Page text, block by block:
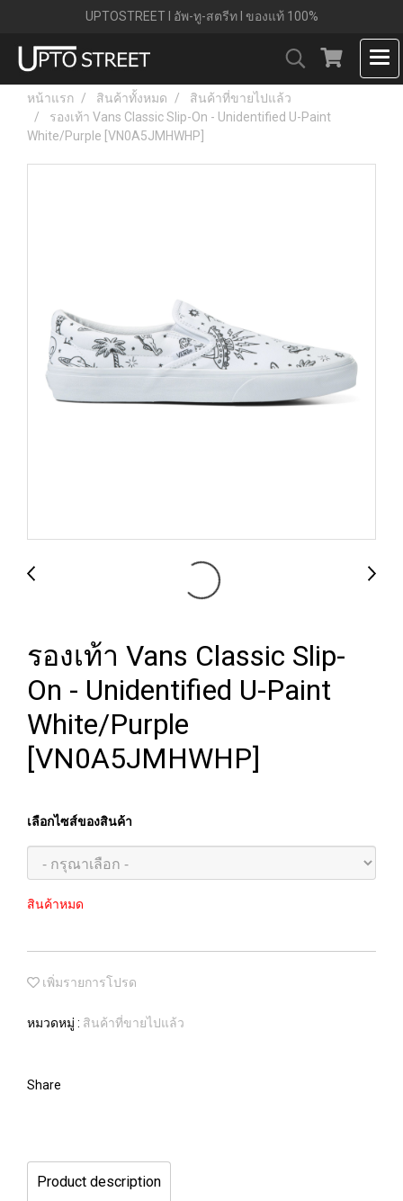
UPTOSTREET l อัพ-ทู-สตรีท l ของแท้ 100%
หน้าแรก สินค้าทั้งหมด
สินค้าที่ขายไปแล้ว
รองเท้า Vans Classic Slip-On - Unidentified U-Paint
White/Purple [VN0A5JMHWHP]
รองเท้า Vans Classic Slip-
On - Unidentified U-Paint
White/Purple
[VN0A5JMHWHP]
เลือกไซส์ของสินค้า
สินค้าหมด
เพิ่มรายการโปรด
หมวดหมู่ : สินค้าที่ขายไปแล้ว
Share
Product description